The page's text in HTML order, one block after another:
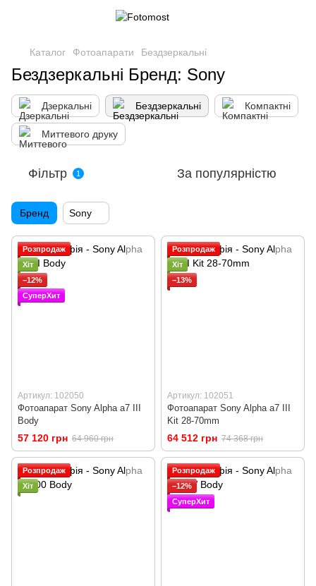
Каталог Фотоапарати Бездзеркальні
Бездзеркальні Бренд: Sony
Дзеркальні Бездзеркальні Компактні
Миттевого друку
Фільтр 1 За популярністю
Бренд Sony
Розпродаж
Хіт
−12%
СуперХит
Артикул: 102050
Фотоапарат Sony Alpha a7 III
Body
57 120 грн 64 960 грн
Розпродаж
Хіт
−13%
Артикул: 102051
Фотоапарат Sony Alpha a7 III
Kit 28-70mm
64 512 грн 74 368 грн
Розпродаж
Хіт
Розпродаж
−12%
СуперХит